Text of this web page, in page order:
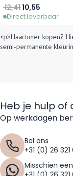
Vanaf
10,55
Normale prijs
12,41
Direct leverbaar
<p>Haartoner kopen?
semi-permanente
Heb je hulp of
Op werkdagen
Bel ons
+31 (0) 26
Misschien